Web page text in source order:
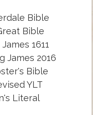
Bible
Bible
1611
James 2016
Bible
YLT
Literal